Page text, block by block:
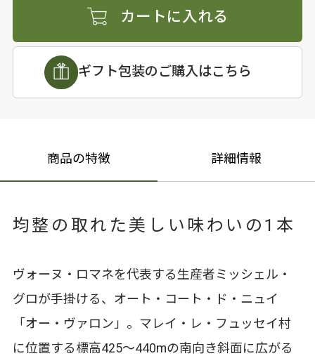
カートに入れる
ギフト包装のご購入はこちら
商品の特徴 詳細情報
均整の取れた美しい味わいの1本
ヴォーヌ・ロマネを代表する生産者ミッシェル・
グロが手掛ける、オート・コート・ド・ニュイ
「オー・ヴァロン」。マレイ・レ・フュッセイ村
に位置する標高425～440mの南向き斜面に広がる